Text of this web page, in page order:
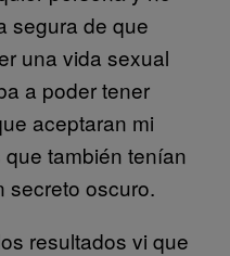
segura de que
una vida sexual
a poder tener
aceptaran mi
también tenían
secreto oscuro.
resultados vi que